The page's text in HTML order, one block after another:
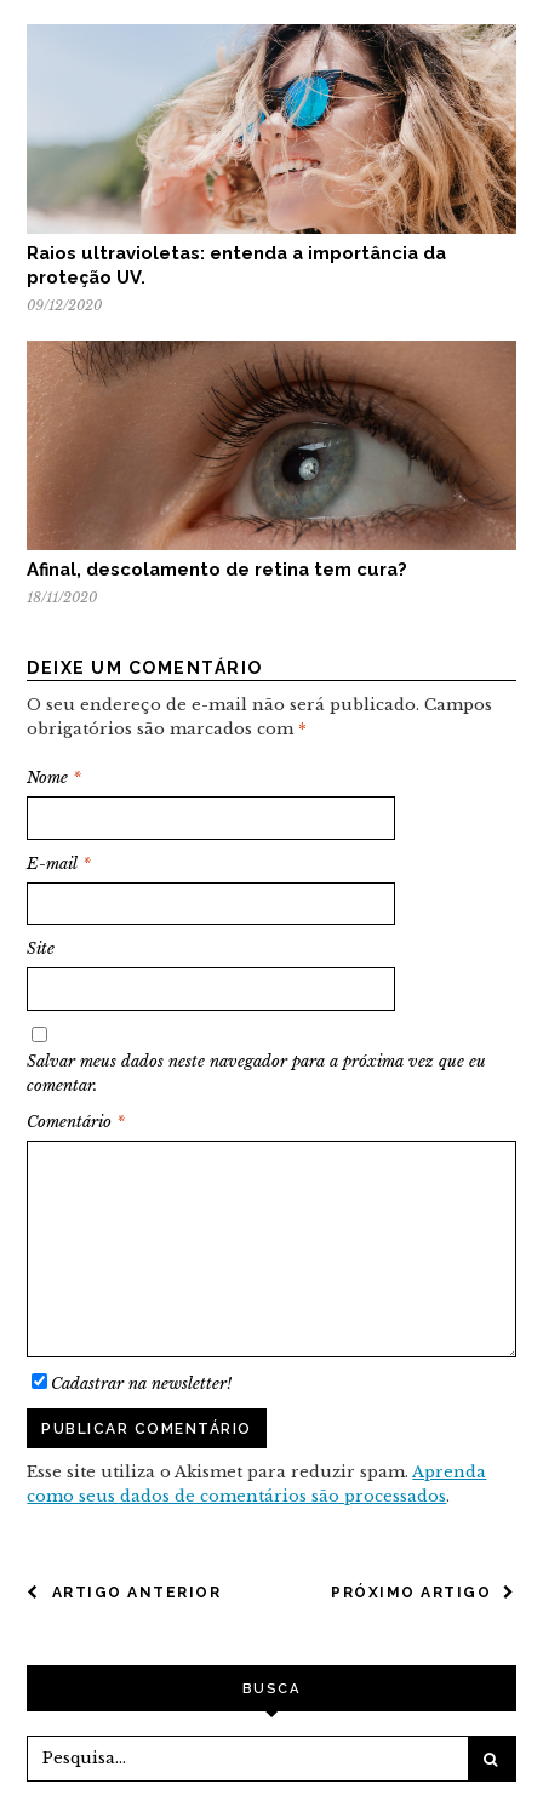
Raios ultravioletas: entenda a importância da
proteção UV.
09/12/2020
Afinal, descolamento de retina tem cura?
18/11/2020
DEIXE UM COMENTÁRIO
O seu endereço de e-mail não será publicado. Campos
obrigatórios são marcados com *
Nome *
E-mail *
Site
Salvar meus dados neste navegador para a próxima vez que eu
comentar.
Comentário *
Cadastrar na newsletter!
Esse site utiliza o Akismet para reduzir spam.Aprenda
como seus dados de comentários são processados.
NAVEGAÇÃO
POST
PRÓXIMO ARTIGO
ARTIGO ANTERIOR
BUSCA